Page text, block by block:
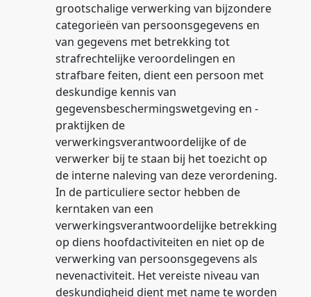
grootschalige verwerking van bijzondere
categorieën van persoonsgegevens en
van gegevens met betrekking tot
strafrechtelijke veroordelingen en
strafbare feiten, dient een persoon met
deskundige kennis van
gegevensbeschermingswetgeving en -
praktijken de
verwerkingsverantwoordelijke of de
verwerker bij te staan bij het toezicht op
de interne naleving van deze verordening.
In de particuliere sector hebben de
kerntaken van een
verwerkingsverantwoordelijke betrekking
op diens hoofdactiviteiten en niet op de
verwerking van persoonsgegevens als
nevenactiviteit. Het vereiste niveau van
deskundigheid dient met name te worden